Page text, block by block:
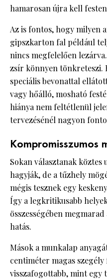
hamarosan újra kell
Az is fontos, hogy milyen
gipszkarton fal például
nincs megfelelően
zsír könnyen tönkreteszi.
speciális bevonattal
vagy hőálló, mosható
hiánya nem feltétlenül
tervezésénél nagyon
Kompromisszumos
Sokan választanak köztes
hagyják, de a tűzhely
mégis tesznek egy
Így a legkritikusabb
összességében
hatás.
Mások a munkalap
centiméter magas
visszafogottabb, mint egy